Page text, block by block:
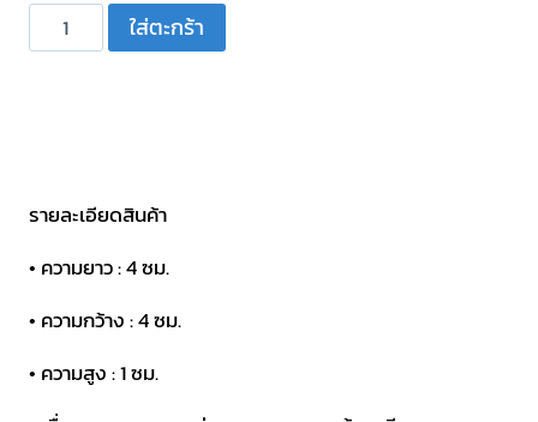
จำนวน
หน้ากาก
ขอบ
ชิ้น
ใส่ตะกร้า
รายละเอียดสินค้า
• ความยาว : 4 ซม.
• ความกว้าง : 4 ซม.
• ความสูง : 1 ซม.